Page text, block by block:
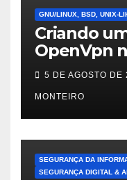
GNU/LINUX, BSD, UNIX-
Criando
OpenVpn
distros
Mint Linux
5 DE AGOSTO DE
MONTEIRO
SEGURANÇA DA
SEGURANÇA DIGITAL &